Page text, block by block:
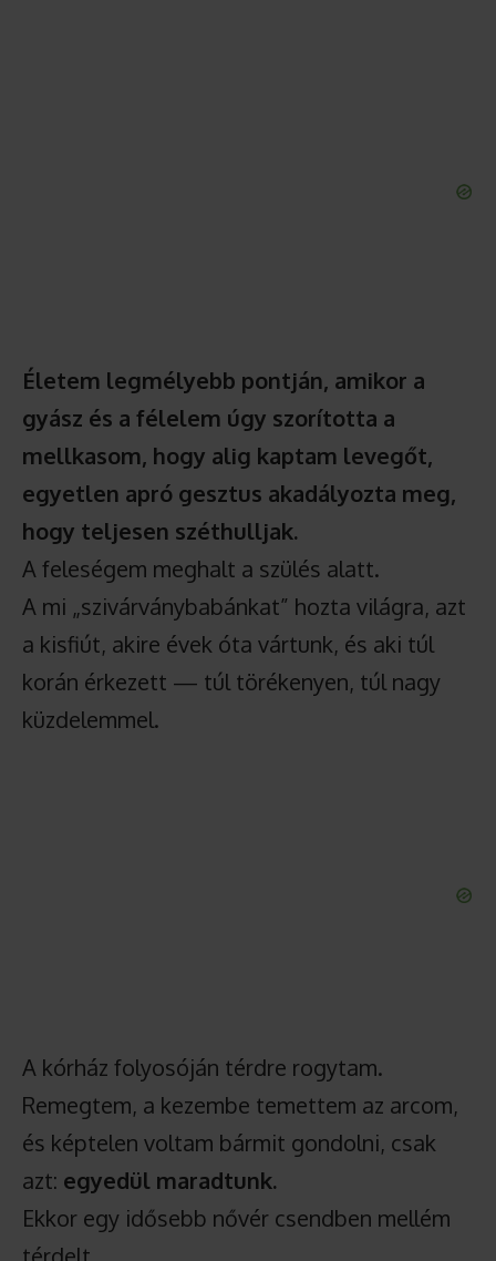
Életem legmélyebb pontján, amikor a
gyász és a félelem úgy szorította a
mellkasom, hogy alig kaptam levegőt,
egyetlen apró gesztus akadályozta meg,
hogy teljesen széthulljak.
A feleségem meghalt a szülés alatt.
A mi „szivárványbabánkat” hozta világra, azt
a kisfiút, akire évek óta vártunk, és aki túl
korán érkezett — túl törékenyen, túl nagy
küzdelemmel.
A kórház folyosóján térdre rogytam.
Remegtem, a kezembe temettem az arcom,
és képtelen voltam bármit gondolni, csak
azt: egyedül maradtunk.
Ekkor egy idősebb nővér csendben mellém